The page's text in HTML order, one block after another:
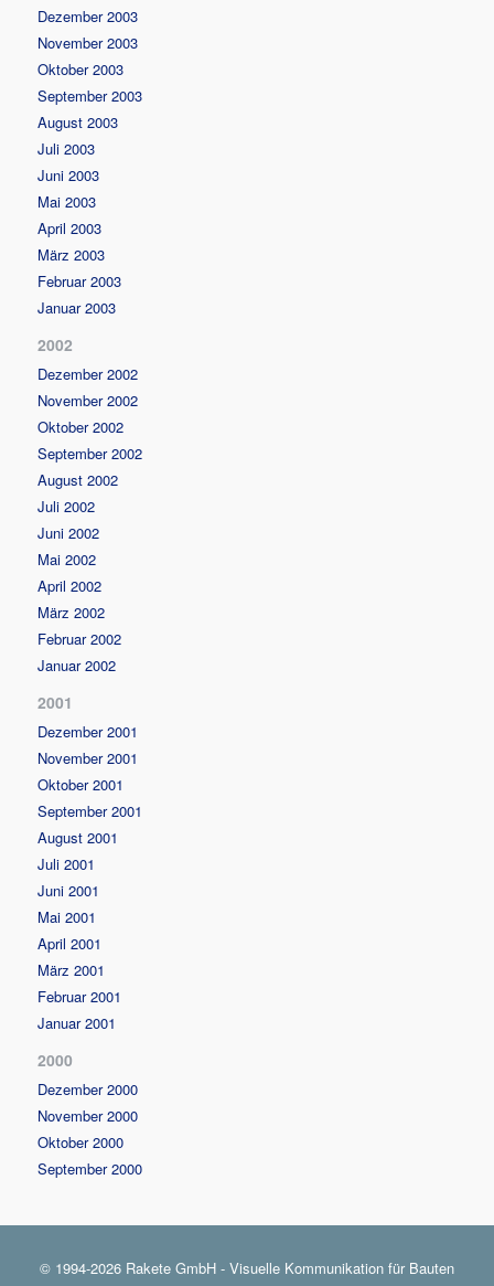
Dezember 2003
November 2003
Oktober 2003
September 2003
August 2003
Juli 2003
Juni 2003
Mai 2003
April 2003
März 2003
Februar 2003
Januar 2003
2002
Dezember 2002
November 2002
Oktober 2002
September 2002
August 2002
Juli 2002
Juni 2002
Mai 2002
April 2002
März 2002
Februar 2002
Januar 2002
2001
Dezember 2001
November 2001
Oktober 2001
September 2001
August 2001
Juli 2001
Juni 2001
Mai 2001
April 2001
März 2001
Februar 2001
Januar 2001
2000
Dezember 2000
November 2000
Oktober 2000
September 2000
© 1994-2026 Rakete GmbH - Visuelle Kommunikation für Bauten